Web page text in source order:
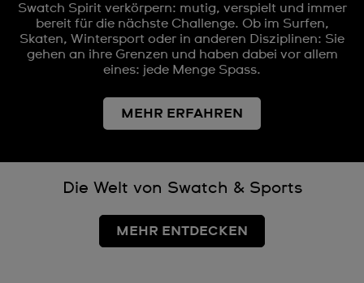
Swatch Spirit verkörpern: mutig, verspielt und immer
bereit für die nächste Challenge. Ob im Surfen,
Skaten, Wintersport oder in anderen Disziplinen: Sie
gehen an ihre Grenzen und haben dabei vor allem
eines: jede Menge Spass.
MEHR ERFAHREN
Die Welt von Swatch & Sports
MEHR ENTDECKEN